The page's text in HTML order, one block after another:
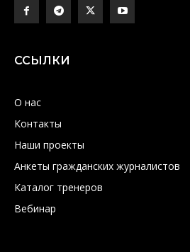
ССЫЛКИ
О нас
Контакты
Наши проекты
Анкеты гражданских журналистов
Каталог тренеров
Вебинар